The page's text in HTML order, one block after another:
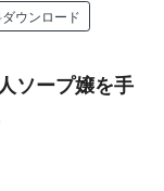
ウンロード
ソープ嬢を手